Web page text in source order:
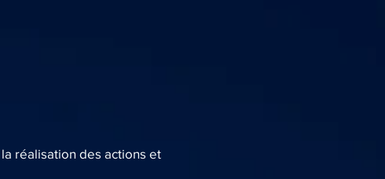
réalisation des actions et